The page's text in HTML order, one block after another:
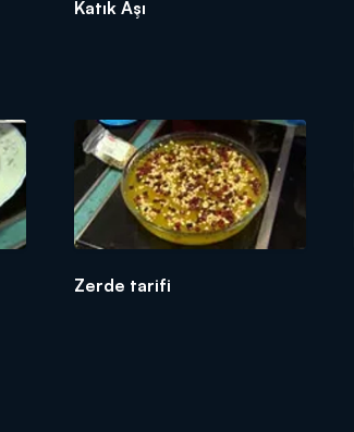
Katık Aşı
Zerde tarifi